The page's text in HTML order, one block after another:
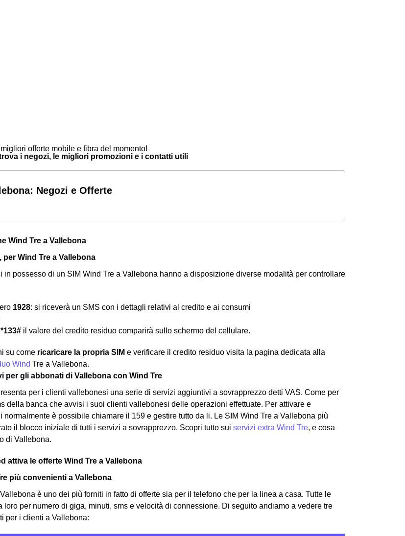
offerte mobile e fibra del momento!
i negozi, le migliori promozioni e i contatti utili
Negozi e Offerte
Wind Tre a Vallebona
per Wind Tre a Vallebona
in possesso di un SIM Wind Tre a Vallebona hanno a disposizione diverse modalità per controllare
1928: si riceverà un SMS con i dettagli relativi al credito e ai consumi
*133# il valore del credito residuo comparirà sullo schermo del cellulare.
su come ricaricare la propria SIM e verificare il credito residuo visita la pagina dedicata alla
Wind Tre a Vallebona.
per gli abbonati di Vallebona con Wind Tre
per i clienti vallebonesi una serie di servizi aggiuntivi a sovrapprezzo detti VAS. Come per
della banca che avvisi i suoi clienti vallebonesi delle operazioni effettuate. Per attivare e
normalmente è possibile chiamare il 159 e gestire tutto da li. Le SIM Wind Tre a Vallebona più
il blocco iniziale di tutti i servizi a sovrapprezzo. Scopri tutto sui servizi extra Wind Tre, e cosa
di Vallebona.
attiva le offerte Wind Tre a Vallebona
più convenienti a Vallebona
è uno dei più forniti in fatto di offerte sia per il telefono che per la linea a casa. Tutte le
loro per numero di giga, minuti, sms e velocità di connessione. Di seguito andiamo a vedere tre
per i clienti a Vallebona: